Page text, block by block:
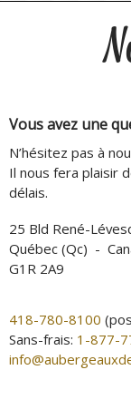
Vous avez une
N’hésitez pas à
Il nous fera plaisir
délais.
25 Bld René-
Québec (Qc) -
G1R 2A9
418-780-8100
Sans-frais: 1-877-